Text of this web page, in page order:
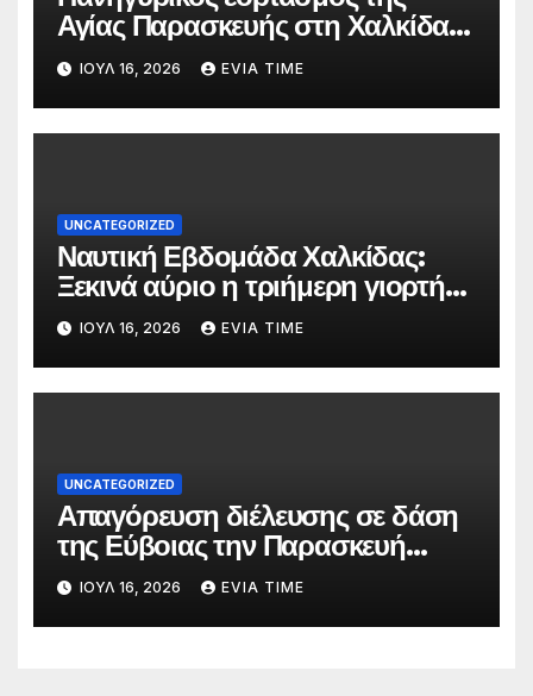
Αγίας Παρασκευής στη Χαλκίδα
τις 25 και 26 Ιουλίου
ΙΟΎΛ 16, 2026 EVIA TIME
UNCATEGORIZED
Ναυτική Εβδομάδα Χαλκίδας:
Ξεκινά αύριο η τριήμερη γιορτή
στο όνομα της Αγίας Παρασκευής
ΙΟΎΛ 16, 2026 EVIA TIME
UNCATEGORIZED
Απαγόρευση διέλευσης σε δάση
της Εύβοιας την Παρασκευή
λόγω πολύ υψηλού κινδύνου
πυρκαγιάς
ΙΟΎΛ 16, 2026 EVIA TIME